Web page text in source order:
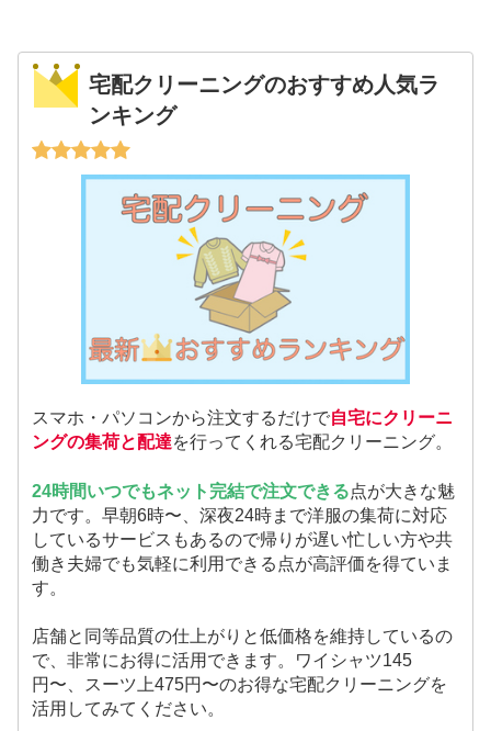
宅配クリーニングのおすすめ人気ラ
ンキング
スマホ・パソコンから注文するだけで自宅にクリーニ
ングの集荷と配達を行ってくれる宅配クリーニング。
24時間いつでもネット完結で注文できる点が大きな魅
力です。早朝6時〜、深夜24時まで洋服の集荷に対応
しているサービスもあるので帰りが遅い忙しい方や共
働き夫婦でも気軽に利用できる点が高評価を得ていま
す。
店舗と同等品質の仕上がりと低価格を維持しているの
で、非常にお得に活用できます。ワイシャツ145
円〜、スーツ上475円〜のお得な宅配クリーニングを
活用してみてください。